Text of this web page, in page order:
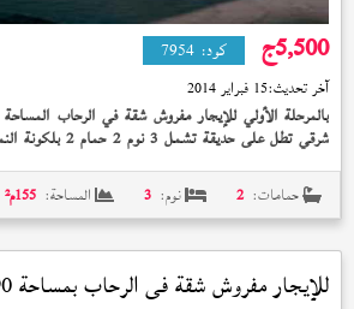
5,500ج كود: 7954
آخر تحديث:15 فبراير 2014
بالمرحلة الأولي للإيجار مفروش شقة في الرحاب المساحة 155
شرقي تطل على حديقة تشمل 3 نوم 2 حمام 2 بلكونة النموذج (
حمامات: 2 نوم: 3 المساحة: 155م²
للإيجار مفروش شقة فيالرحاببمساحة 90 م